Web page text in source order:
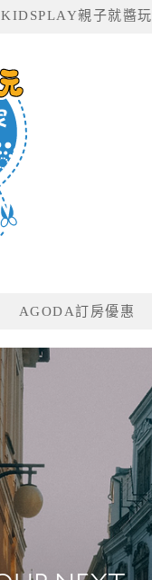
KIDSPLAY親子就醬玩
AGODA訂房優惠